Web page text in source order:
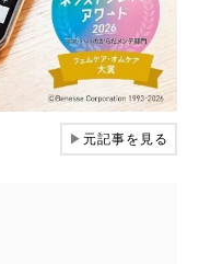
▶元記事を見る